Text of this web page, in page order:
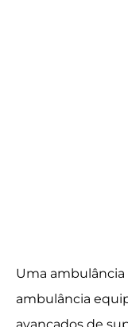
Uma
ambulância